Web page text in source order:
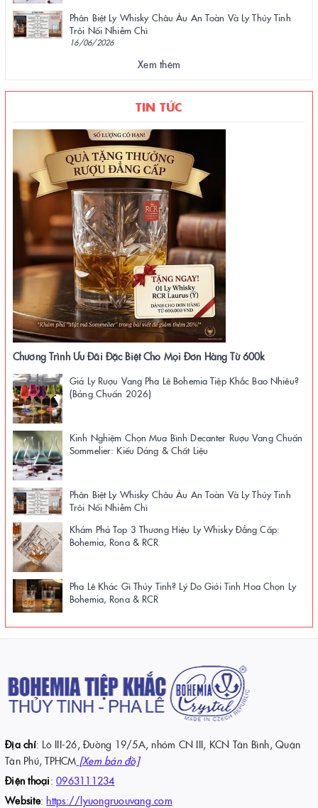
Phân Biệt Ly Whisky Châu Âu An Toàn Và Ly Thủy Tinh
Trôi Nổi Nhiễm Chì
16/06/2026
Xem thêm
TIN TỨC
Chương Trình Ưu Đãi Đặc Biệt Cho Mọi Đơn Hàng Từ 600k
Giá Ly Rượu Vang Pha Lê Bohemia Tiệp Khắc Bao Nhiêu?
(Bảng Chuẩn 2026)
Kinh Nghiệm Chọn Mua Bình Decanter Rượu Vang Chuẩn
Sommelier: Kiểu Dáng & Chất Liệu
Phân Biệt Ly Whisky Châu Âu An Toàn Và Ly Thủy Tinh
Trôi Nổi Nhiễm Chì
Khám Phá Top 3 Thương Hiệu Ly Whisky Đẳng Cấp:
Bohemia, Rona & RCR
Pha Lê Khác Gì Thủy Tinh? Lý Do Giới Tinh Hoa Chọn Ly
Bohemia, Rona & RCR
Địa chỉ: Lô III-26, Đường 19/5A, nhóm CN III, KCN Tân Bình, Quận
Tân Phú, TPHCM [Xem bản đồ]
Điện thoại: 0963111234
Website:https://lyuongruouvang.com